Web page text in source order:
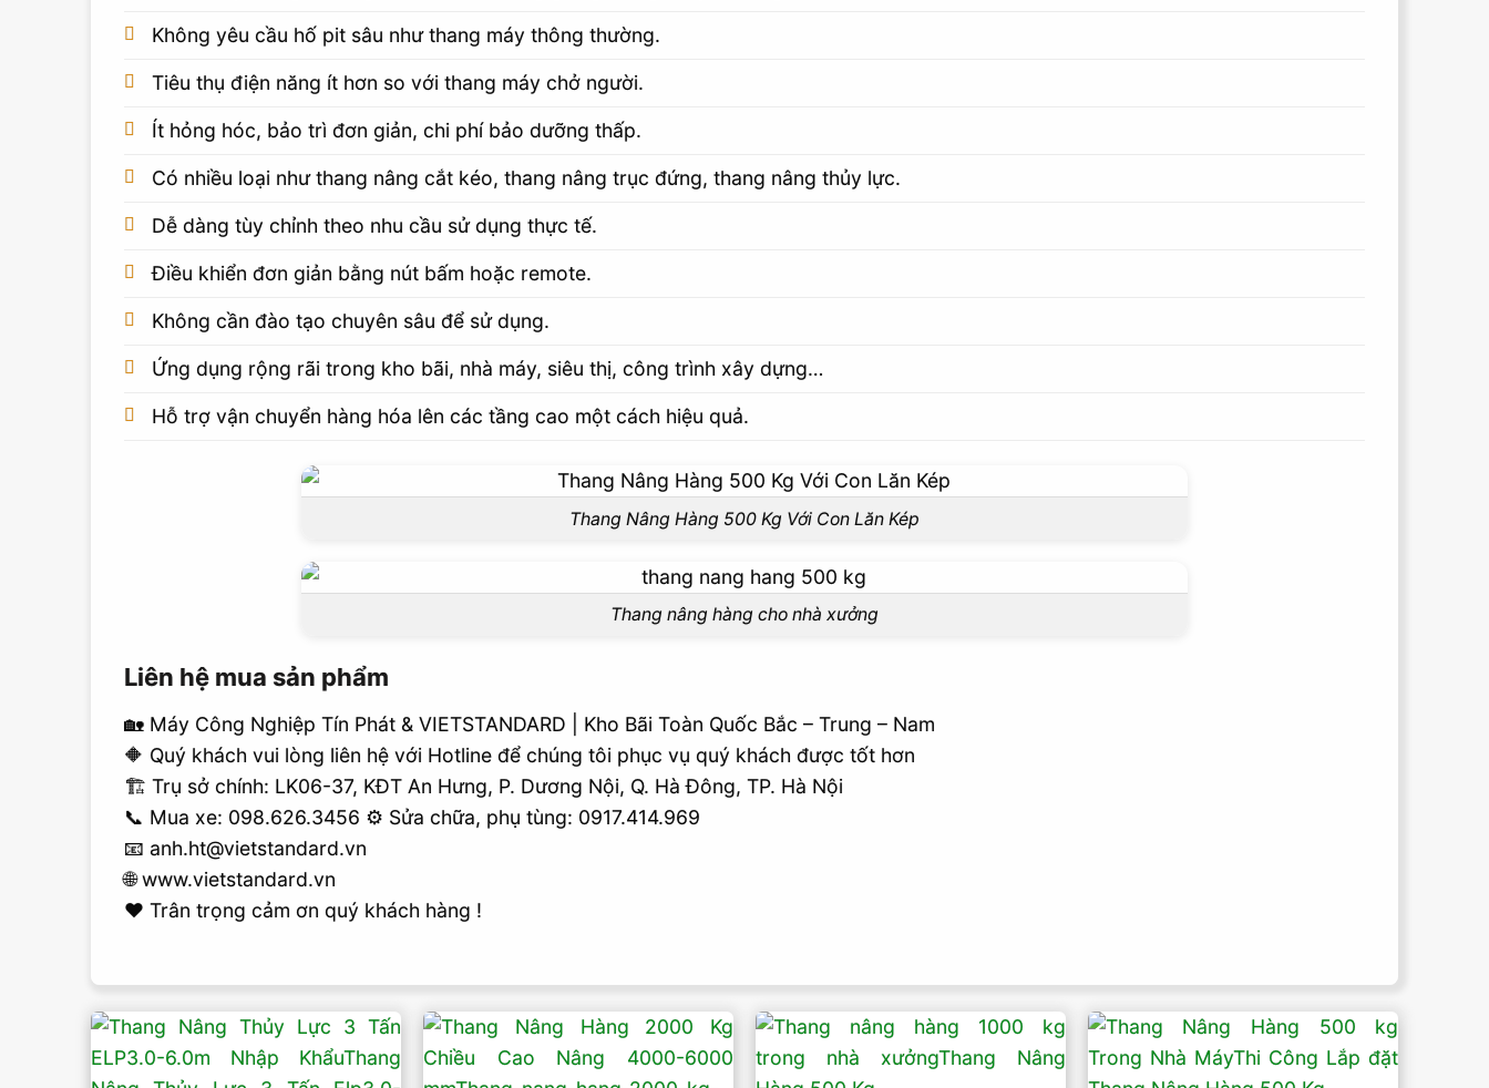
Không yêu cầu hố pit sâu như thang máy thông thường.
Tiêu thụ điện năng ít hơn so với thang máy chở người.
Ít hỏng hóc, bảo trì đơn giản, chi phí bảo dưỡng thấp.
Có nhiều loại như thang nâng cắt kéo, thang nâng trục đứng, thang nâng thủy lực.
Dễ dàng tùy chỉnh theo nhu cầu sử dụng thực tế.
Điều khiển đơn giản bằng nút bấm hoặc remote.
Không cần đào tạo chuyên sâu để sử dụng.
Ứng dụng rộng rãi trong kho bãi, nhà máy, siêu thị, công trình xây dựng…
Hỗ trợ vận chuyển hàng hóa lên các tầng cao một cách hiệu quả.
Thang Nâng Hàng 500 Kg Với Con Lăn Kép
Thang nâng hàng cho nhà xưởng
Liên hệ mua sản phẩm
🏡 Máy Công Nghiệp Tín Phát & VIETSTANDARD | Kho Bãi Toàn Quốc Bắc – Trung – Nam
🔶 Quý khách vui lòng liên hệ với Hotline để chúng tôi phục vụ quý khách được tốt hơn
🏗 Trụ sở chính: LK06-37, KĐT An Hưng, P. Dương Nội, Q. Hà Đông, TP. Hà Nội
📞 Mua xe: 098.626.3456 ⚙️ Sửa chữa, phụ tùng: 0917.414.969
📧 anh.ht@vietstandard.vn
🌐 www.vietstandard.vn
❤️ Trân trọng cảm ơn quý khách hàng !